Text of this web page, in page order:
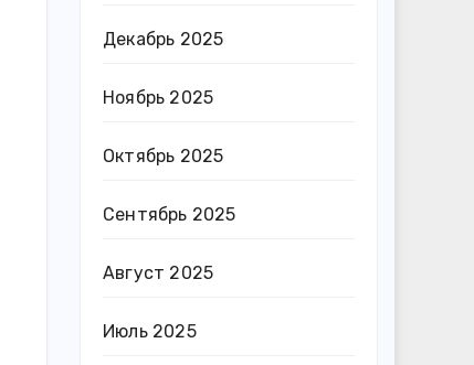
Декабрь 2025
Ноябрь 2025
Октябрь 2025
Сентябрь 2025
Август 2025
Июль 2025